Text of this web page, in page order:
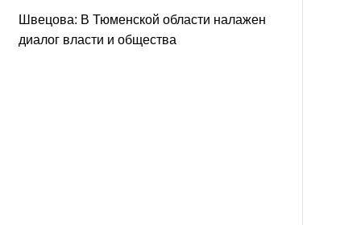
Швецова: В Тюменской области налажен
диалог власти и общества